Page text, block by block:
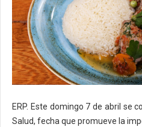
ERP. Este domingo 7 de abril se
Salud, fecha que promueve la